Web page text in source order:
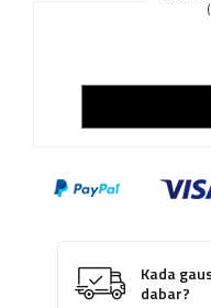
Kada
dabar?